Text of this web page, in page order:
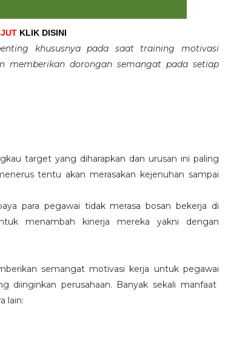
KLIK DISINI
khususnya pada saat training motivasi
memberikan dorongan semangat pada setiap
target yang diharapkan dan urusan ini paling
tentu akan merasakan kejenuhan sampai
para pegawai tidak merasa bosan bekerja di
menambah kinerja mereka yakni dengan
semangat motivasi kerja untuk pegawai
diinginkan perusahaan. Banyak sekali manfaat
lain: